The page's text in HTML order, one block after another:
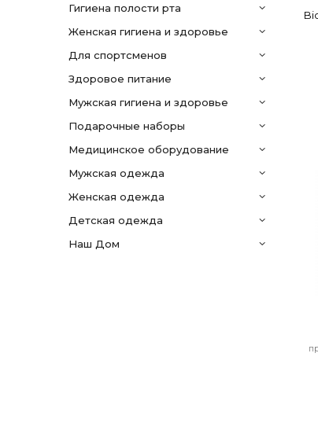
гигиена полости рта
женская гигиена и здоровье
для спортсменов
здоровое питание
мужская гигиена и здоровье
подарочные наборы
медицинское оборудование
мужская одежда
женская одежда
детская одежда
Наш Дом